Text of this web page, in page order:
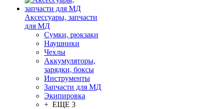
Аксессуары, запчасти
для МД
Сумки, рюкзаки
Наушники
Чехлы
Аккумуляторы,
зарядки, боксы
Инструменты
Запчасти для МД
Экипировка
+ ЕЩЕ 3